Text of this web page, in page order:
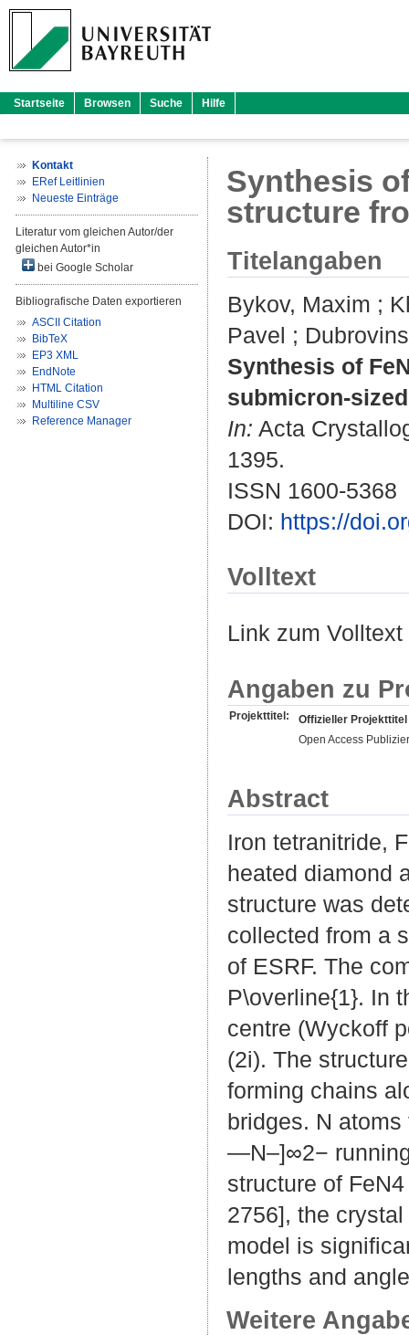
Startseite Browsen Suche Hilfe
Kontakt
ERef Leitlinien
Neueste Einträge
Literatur vom gleichen Autor/der
gleichen Autor*in
bei Google Scholar
Bibliografische Daten exportieren
ASCII Citation
BibTeX
EP3 XML
EndNote
HTML Citation
Multiline CSV
Reference Manager
Synthesis
structure
Titelangaben
Bykov, Maxim ;
Pavel ;
Synthesis of
submicron-
In: Acta
1395.
ISSN 1600-5368
DOI: https://
Volltext
Link zum
Angaben zu
Projekttitel:
Offizieller Projekttitel
Open Access
Abstract
Iron tetra­nitride,
heated diamond
structure was
collected from a
of ESRF. The
P\overline{1}. In
centre (Wyckoff
(2i). The
forming chains
bridges. N
—N–]∞2−
structure of
2756], the
model is
lengths and
Weitere